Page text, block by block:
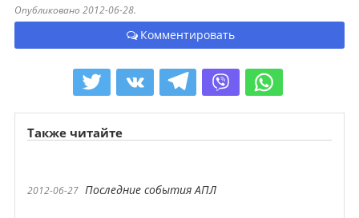
Опубликовано 2012-06-28.
Комментировать
Также читайте
2012-06-27 Последние события АПЛ